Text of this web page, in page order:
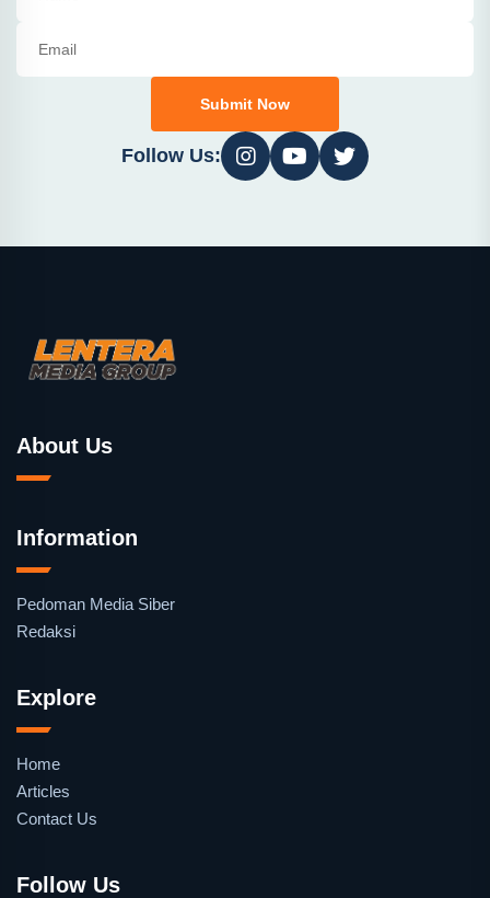
Submit Now
Follow Us:
About Us
Information
Pedoman Media Siber
Redaksi
Explore
Home
Articles
Contact Us
Follow Us